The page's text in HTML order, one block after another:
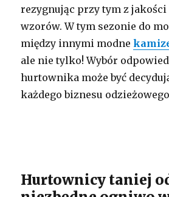
rezygnując przy tym z
wzorów. W tym sezonie do
między innymi modne
ale nie tylko! Wybór
hurtownika może być
każdego biznesu
Hurtownicy taniej